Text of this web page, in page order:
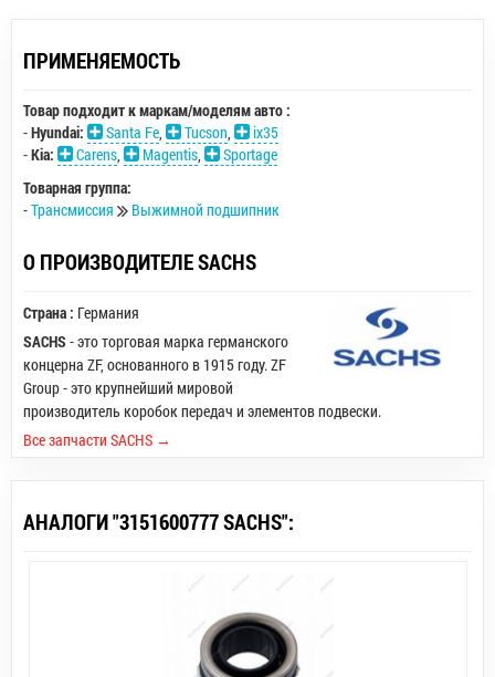
ПРИМЕНЯЕМОСТЬ
Товар подходит к маркам/моделям авто :
-Hyundai: Santa Fe, Tucson,
ix35
-Kia: Carens, Magentis,
Sportage
Товарная группа:
-Трансмиссия Выжимной подшипник
О ПРОИЗВОДИТЕЛЕ SACHS
Страна : Германия
SACHS - это торговая марка германского
концерна ZF, основанного в 1915 году. ZF
Group - это крупнейший мировой
производитель коробок передач и элементов подвески.
Все запчасти SACHS →
АНАЛОГИ "3151600777 SACHS":